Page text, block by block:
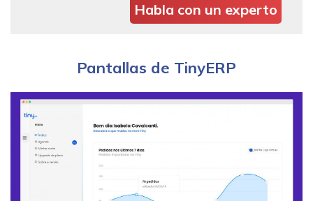
Habla con un experto
Pantallas de TinyERP